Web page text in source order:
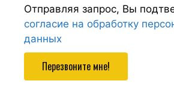
Отправляя запрос, Вы
согласие на обработку
данных
Перезвоните мне!